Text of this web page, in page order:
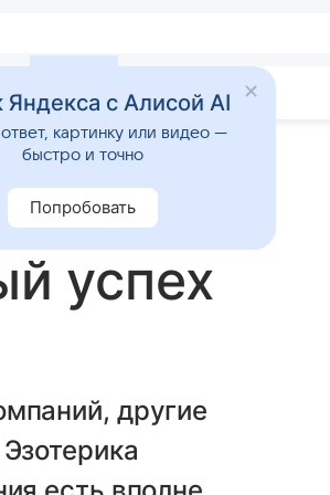
Приметы
ли
успех
другие
Яндекса с Алисой AI
картинку или видео —
быстро и точно
Попробовать